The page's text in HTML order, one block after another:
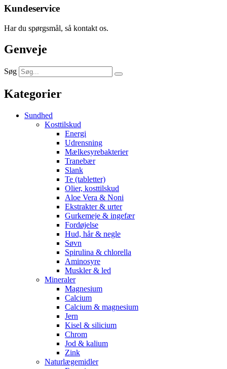
Kundeservice
Har du spørgsmål, så kontakt os.
Genveje
Søg
Kategorier
Sundhed
Kosttilskud
Energi
Udrensning
Mælkesyrebakterier
Tranebær
Slank
Te (tabletter)
Olier, kosttilskud
Aloe Vera & Noni
Ekstrakter & urter
Gurkemeje & ingefær
Fordøjelse
Hud, hår & negle
Søvn
Spirulina & chlorella
Aminosyre
Muskler & led
Mineraler
Magnesium
Calcium
Calcium & magnesium
Jern
Kisel & silicium
Chrom
Jod & kalium
Zink
Naturlægemidler